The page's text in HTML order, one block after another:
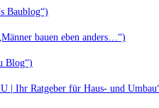
Baublog“)
bauen eben anders…“)
Blog“)
| Ihr Ratgeber für Haus- und